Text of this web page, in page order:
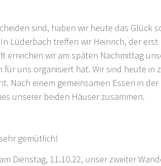
sind, haben wir heute das Glück
Lüderbach treffen wir Heinrich, der
wir am späten Nachmittag
uns organisiert hat. Wir sind heute in
einem gemeinsamen Essen in der
unserer beiden Häuser zusammen.
Dienstag, 11.10.22, unser zweiter